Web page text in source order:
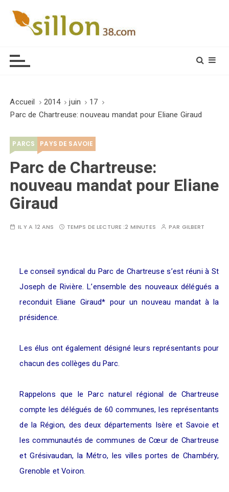
Accueil 2014 juin
17
Parc de Chartreuse: nouveau mandat pour Eliane Giraud
PARCS PAYS DE SAVOIE
Parc de Chartreuse:
nouveau mandat pour Eliane
Giraud
IL Y A 12 ANS TEMPS DE LECTURE :2 MINUTES PAR GILBERT
Le conseil syndical du Parc de Chartreuse s’est réuni à St
Joseph de Rivière. L’ensemble des nouveaux délégués a
reconduit Eliane Giraud* pour un nouveau mandat à la
présidence.
Les élus ont également désigné leurs représentants pour
chacun des collèges du Parc.
Rappelons que le Parc naturel régional de Chartreuse
compte les délégués de 60 communes, les représentants
de la Région, des deux départements Isère et Savoie et
les communautés de communes de Cœur de Chartreuse
et Grésivaudan, la Métro, les villes portes de Chambéry,
Grenoble et Voiron.